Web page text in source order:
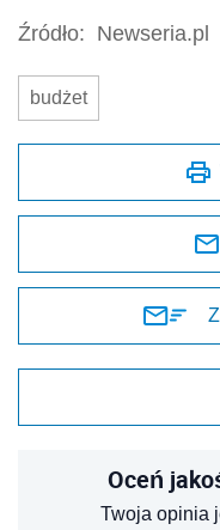
Źródło: Newseria.pl
budżet
Oceń
Twoja opinia